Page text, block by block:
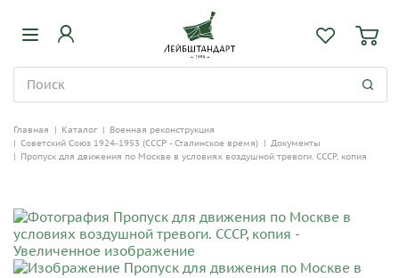
Главная | Каталог | Военная реконструкция
| Советский Союз 1924-1953 (СССР - Сталинское время) | Документы
| Пропуск для движения по Москве в условиях воздушной тревоги. СССР, копия